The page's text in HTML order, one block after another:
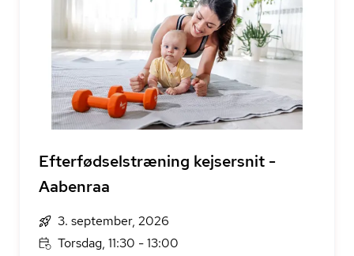
Efterfødselstræning kejsersnit -
Aabenraa
3. september, 2026
Torsdag, 11:30 - 13:00